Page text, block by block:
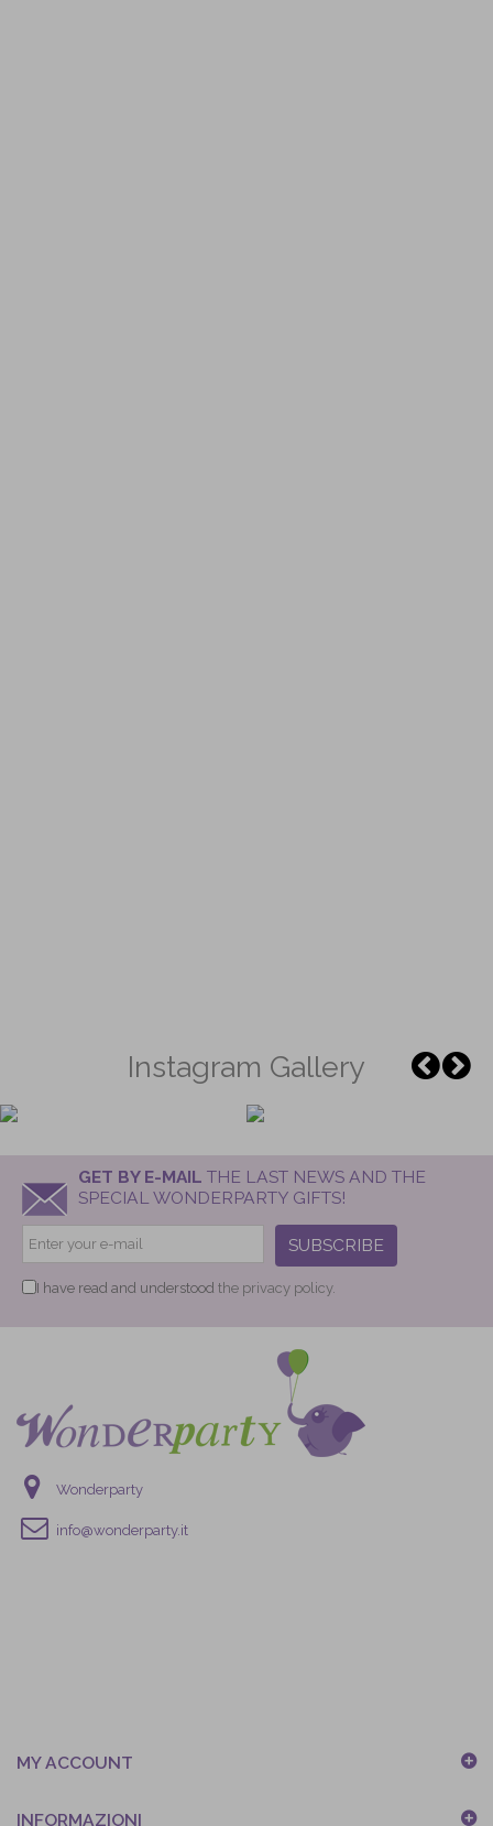
Instagram Gallery
GET BY E-MAIL THE LAST NEWS AND THE
SPECIAL WONDERPARTY GIFTS!
SUBSCRIBE
I have read and understood the privacy policy.
Wonderparty
info@wonderparty.it
MY ACCOUNT
INFORMAZIONI